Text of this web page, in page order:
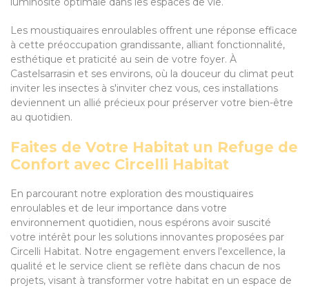
Les moustiquaires enroulables offrent une réponse efficace
à cette préoccupation grandissante, alliant fonctionnalité,
esthétique et praticité au sein de votre foyer. À
Castelsarrasin et ses environs, où la douceur du climat peut
inviter les insectes à s'inviter chez vous, ces installations
deviennent un allié précieux pour préserver votre bien-être
au quotidien.
Faites de Votre Habitat un Refuge de
Confort avec Circelli Habitat
En parcourant notre exploration des moustiquaires
enroulables et de leur importance dans votre
environnement quotidien, nous espérons avoir suscité
votre intérêt pour les solutions innovantes proposées par
Circelli Habitat. Notre engagement envers l'excellence, la
qualité et le service client se reflète dans chacun de nos
projets, visant à transformer votre habitat en un espace de